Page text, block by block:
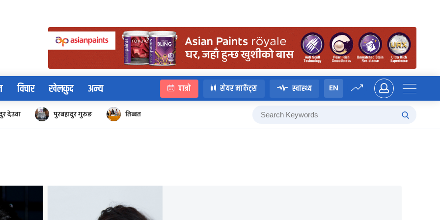
विचार खेलकुद अन्य पात्रो सेयर मार्केट्स स्वास्थ्य EN
देउवा पुरबहादुर गुरुङ तिब्बत